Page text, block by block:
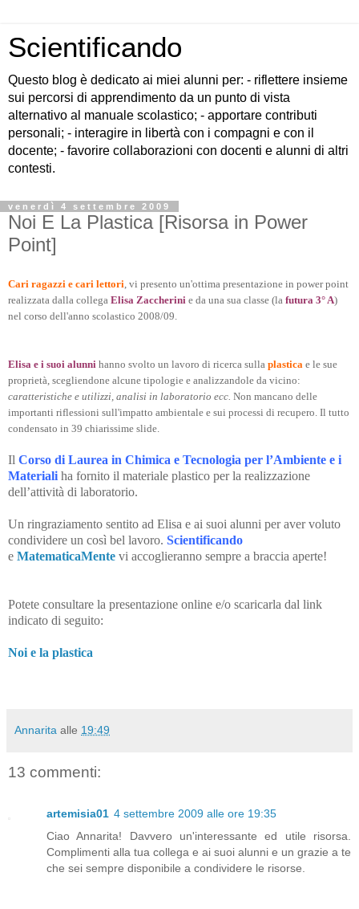
Scientificando
Questo blog è dedicato ai miei alunni per: - riflettere insieme
sui percorsi di apprendimento da un punto di vista
alternativo al manuale scolastico; - apportare contributi
personali; - interagire in libertà con i compagni e con il
docente; - favorire collaborazioni con docenti e alunni di altri
contesti.
venerdì 4 settembre 2009
Noi E La Plastica [Risorsa in Power
Point]
Cari ragazzi e cari lettori , vi presento un'ottima presentazione in power point
realizzata dalla collega Elisa Zaccherini e da una sua classe (la futura 3° A)
nel corso dell'anno scolastico 2008/09.
Elisa e i suoi alunni hanno svolto un lavoro di ricerca sulla plastica e le sue
proprietà, scegliendone alcune tipologie e analizzandole da vicino:
caratteristiche e utilizzi, analisi in laboratorio ecc. Non mancano delle
importanti riflessioni sull'impatto ambientale e sui processi di recupero. Il tutto
condensato in 39 chiarissime slide.
Il Corso di Laurea in Chimica e Tecnologia per l’Ambiente e i
Materiali ha fornito il materiale plastico per la realizzazione
dell’attività di laboratorio.
Un ringraziamento sentito ad Elisa e ai suoi alunni per aver voluto
condividere un così bel lavoro. Scientificando
e MatematicaMente vi accoglieranno sempre a braccia aperte!
Potete consultare la presentazione online e/o scaricarla dal link
indicato di seguito:
Noi e la plastica
Annarita alle 19:49
13 commenti:
artemisia01 4 settembre 2009 alle ore 19:35
Ciao Annarita! Davvero un'interessante ed utile risorsa.
Complimenti alla tua collega e ai suoi alunni e un grazie a te
che sei sempre disponibile a condividere le risorse.